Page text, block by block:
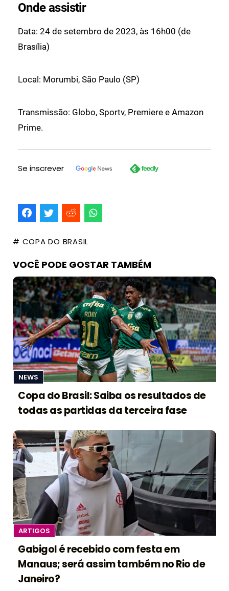
Onde assistir
Data: 24 de setembro de 2023, às 16h00 (de
Brasília)
Local: Morumbi, São Paulo (SP)
Transmissão: Globo, Sportv, Premiere e Amazon
Prime.
Se inscrever
# COPA DO BRASIL
VOCÊ PODE GOSTAR TAMBÉM
NEWS
Copa do Brasil: Saiba os resultados de
todas as partidas da terceira fase
ARTIGOS
Gabigol é recebido com festa em
Manaus; será assim também no Rio de
Janeiro?